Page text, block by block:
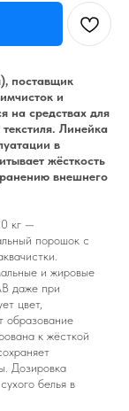
поставщик
и
на средствах для
Линейка
в
жёсткость
внешнего
кг —
порошок с
и жировые
даже при
цвет,
образование
к жёсткой
Дозировка
белья в